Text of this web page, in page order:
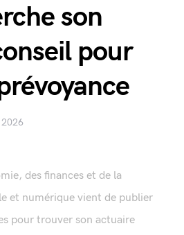
son
pour
des finances et de la
et numérique vient de publier
pour trouver son actuaire